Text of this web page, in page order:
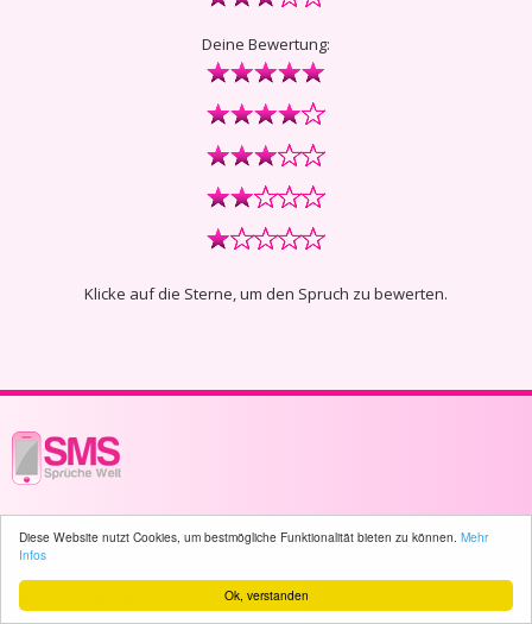
Ok, verstanden
Diese Website nutzt Cookies, um bestmögliche Funktionalität bieten zu können. Mehr
Infos
Deine Bewertung:
Klicke auf die Sterne, um den Spruch zu bewerten.
© 2003 - 2026 -sms-sprueche-welt.ch- All rights reserved -1855 user(s)
online